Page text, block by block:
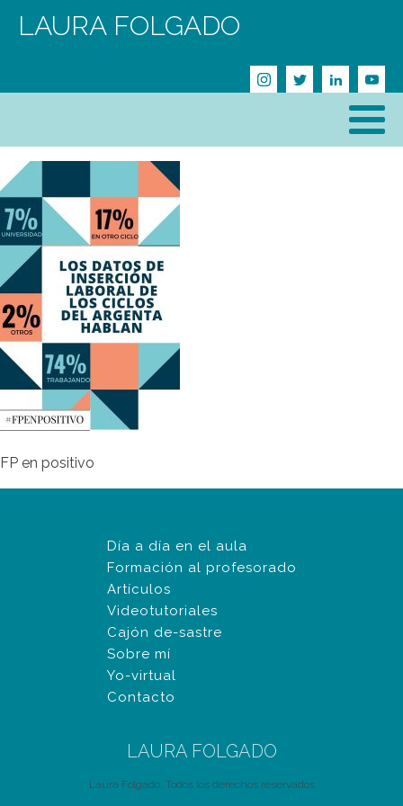
LAURA FOLGADO
FP en positivo
Día a día en el aula
Formación al profesorado
Artículos
Videotutoriales
Cajón de-sastre
Sobre mí
Yo-virtual
Contacto
LAURA FOLGADO
Laura Folgado, Todos los derechos reservados